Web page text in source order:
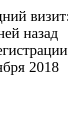
назад
2018